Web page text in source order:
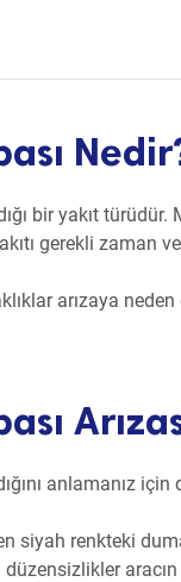
bir yakıt
gerekli zaman
arızaya neden
anlamanız
siyah renkteki
düzensizlikler